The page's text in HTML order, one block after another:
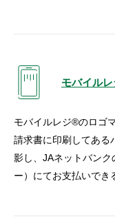
モバイルレ
モバイルレジ®のロゴ
請求書に印刷してある
影し、JAネットバン
ー）にてお支払いでき